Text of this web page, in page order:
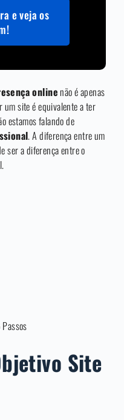
e veja os
onlinenão é apenas
um site é equivalente a ter
estamos falando de
. A diferença entre um
ser a diferença entre o
Site